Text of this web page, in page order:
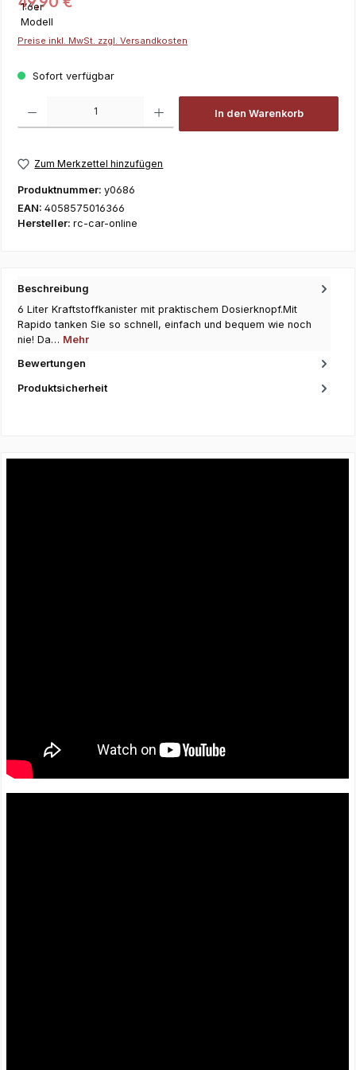
Preise inkl. MwSt. zzgl. Versandkosten
Sofort verfügbar
In den Warenkorb
Zum Merkzettel hinzufügen
Produktnummer: y0686
EAN: 4058575016366
Hersteller: rc-car-online
Beschreibung
6 Liter Kraftstoffkanister mit praktischem Dosierknopf.Mit
Rapido tanken Sie so schnell, einfach und bequem wie noch
nie! Da… Mehr
Bewertungen
Produktsicherheit